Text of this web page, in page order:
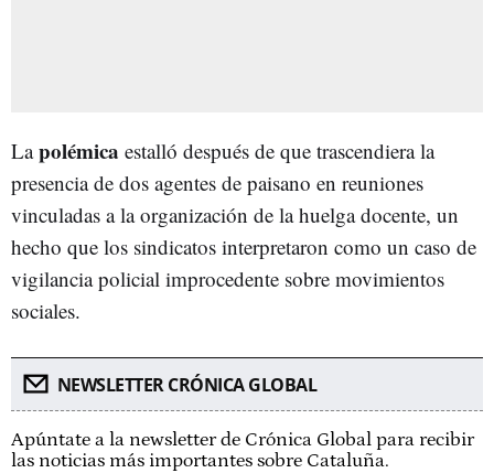
Lapolémica estalló después de que trascendiera la
presencia de dos agentes de paisano en reuniones
vinculadas a la organización de la huelga docente, un
hecho que los sindicatos interpretaron como un caso de
vigilancia policial improcedente sobre movimientos
sociales.
NEWSLETTER CRÓNICA GLOBAL
Apúntate a la newsletter de Crónica Global para recibir
las noticias más importantes sobre Cataluña.